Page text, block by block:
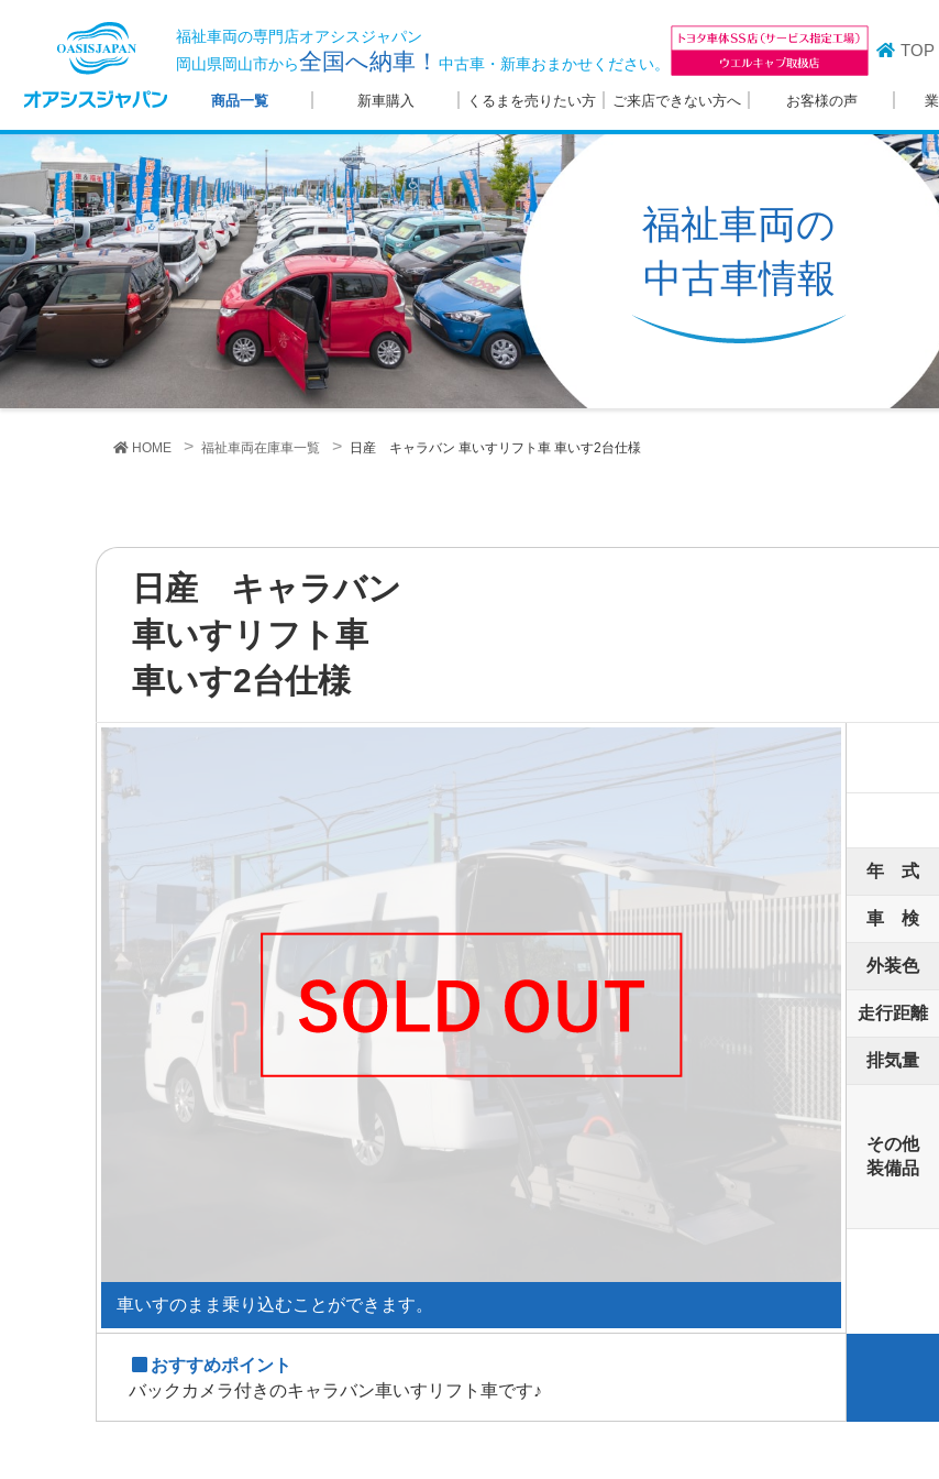
福祉車両の専門店オアシスジャパン
岡山県岡山市から全国へ納車！中古車・新車おまかせください。
TOP
商品一覧 新車購入 くるまを売りたい方 ご来店できない方へ お客様の声
福祉車両の
中古車情報
HOME 福祉車両在庫車一覧 日産 キャラバン 車いすリフト車 車いす2台仕様
日産 キャラバン
車いすリフト車
車いす2台仕様
車いすのまま乗り込むことができます。
年 式
車 検
外装色
走行距離
排気量
その他
装備品
おすすめポイント
バックカメラ付きのキャラバン車いすリフト車です♪